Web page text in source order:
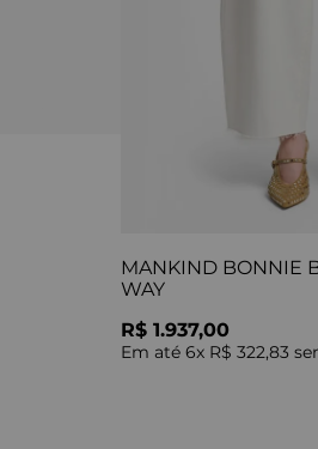
MANKIND BONNIE
WAY
R$ 1.937,00
Em até 6x R$ 322,83